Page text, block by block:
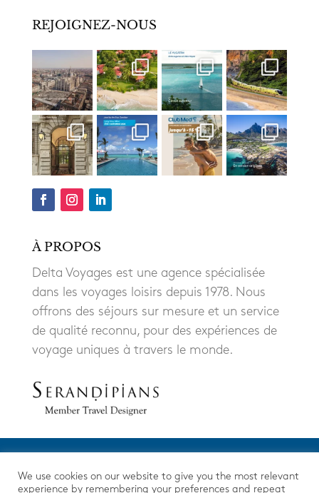
REJOIGNEZ-NOUS
À PROPOS
Delta Voyages est une agence spécialisée
dans les voyages loisirs depuis 1978. Nous
offrons des séjours sur mesure et un service
de qualité reconnu, pour des expériences de
voyage uniques à travers le monde.
We use cookies on our website to give you the most relevant
experience by remembering your preferences and repeat